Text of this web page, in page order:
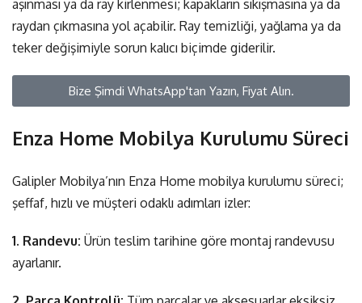
aşınması ya da ray kirlenmesi; kapakların sıkışmasına ya da
raydan çıkmasına yol açabilir. Ray temizliği, yağlama ya da
teker değişimiyle sorun kalıcı biçimde giderilir.
Bize Şimdi WhatsApp'tan Yazın, Fiyat Alın.
Enza Home Mobilya Kurulumu Süreci
Galipler Mobilya’nın Enza Home mobilya kurulumu süreci;
şeffaf, hızlı ve müşteri odaklı adımları izler:
1. Randevu: Ürün teslim tarihine göre montaj randevusu
ayarlanır.